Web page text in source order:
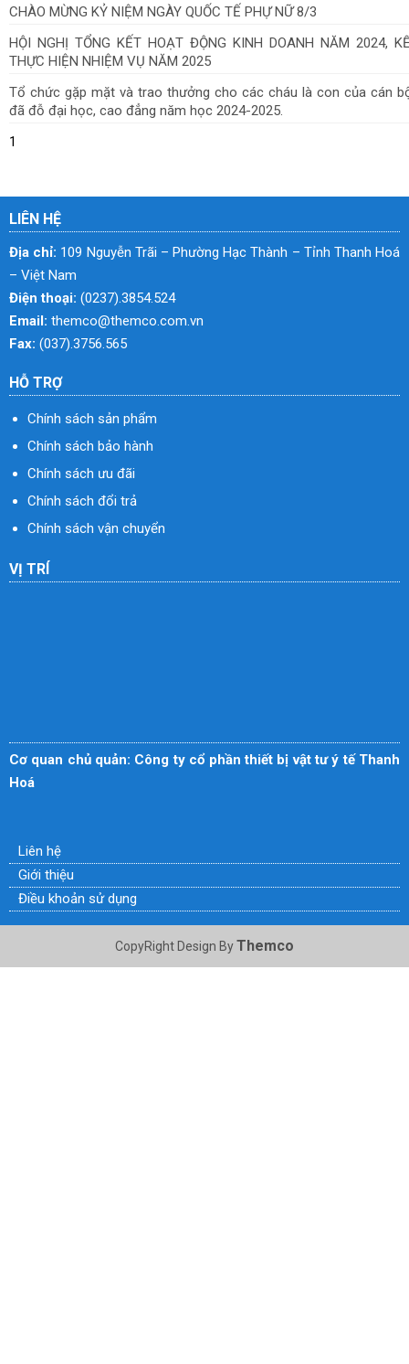
CHÀO MỪNG KỶ NIỆM NGÀY QUỐC TẾ PHỰ NỮ 8/3
HỘI NGHỊ TỔNG KẾT HOẠT ĐỘNG KINH DOANH NĂM 2024,
THỰC HIỆN NHIỆM VỤ NĂM 2025
Tổ chức gặp mặt và trao thưởng cho các cháu là con của cán
đã đỗ đại học, cao đẳng năm học 2024-2025.
1
LIÊN HỆ
Địa chỉ: 109 Nguyễn Trãi – Phường Hạc Thành – Tỉnh Thanh Hoá
– Việt Nam
Điện thoại: (0237).3854.524
Email: themco@themco.com.vn
Fax: (037).3756.565
HỖ TRỢ
Chính sách sản phẩm
Chính sách bảo hành
Chính sách ưu đãi
Chính sách đổi trả
Chính sách vận chuyển
VỊ TRÍ
Cơ quan chủ quản: Công ty cổ phần thiết bị vật tư ý tế Thanh
Hoá
Liên hệ
Giới thiệu
Điều khoản sử dụng
CopyRight Design ByThemco